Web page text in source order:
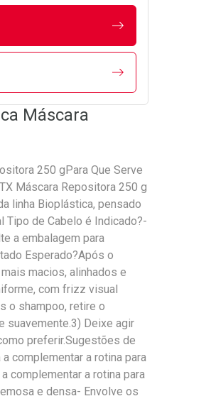
Máscara
250 gPara Que Serve
Máscara Repositora 250 g
linha Bioplástica, pensado
Tipo de Cabelo é Indicado?-
a embalagem para
Esperado?Após o
macios, alinhados e
com frizz visual
o shampoo, retire o
suavemente.3) Deixe agir
preferir.Sugestões de
complementar a rotina para
complementar a rotina para
e densa- Envolve os